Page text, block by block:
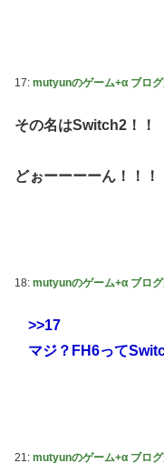
17: mutyunのゲーム+α ブログ
その名はSwitch2！！
どぉーーーーん！！！
18: mutyunのゲーム+α ブログ
>>17
マジ？FH6って
21: mutyunのゲーム+α ブログ